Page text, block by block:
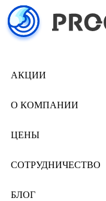
АКЦИИ
О КОМПАНИИ
ЦЕНЫ
СОТРУДНИЧЕСТВО
БЛОГ